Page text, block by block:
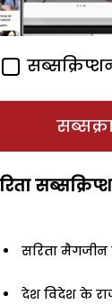
सरिता
देश विदेश के